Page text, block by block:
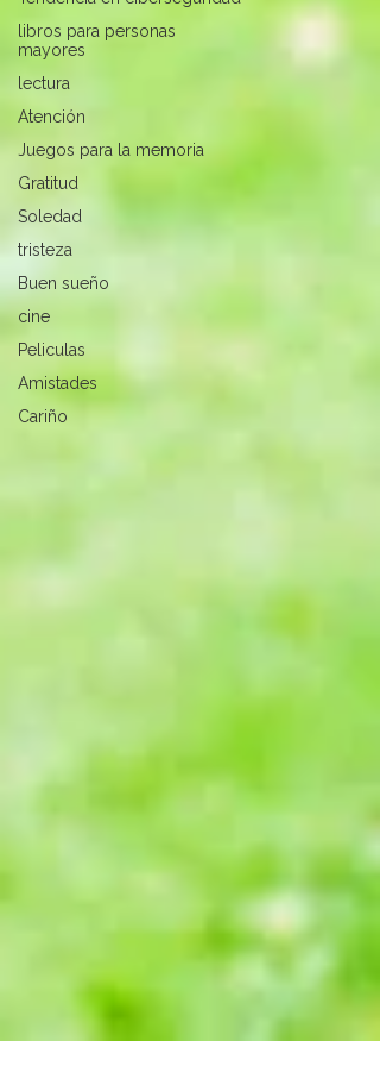
libros para personas
mayores
lectura
Atención
Juegos para la memoria
Gratitud
Soledad
tristeza
Buen sueño
cine
Peliculas
Amistades
Cariño